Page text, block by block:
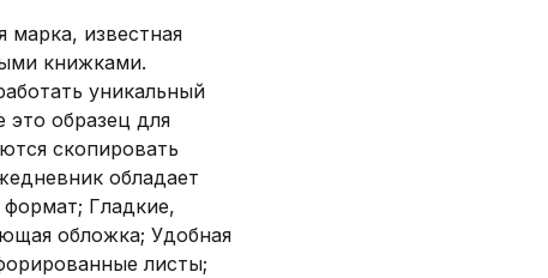
марка, известная
книжками.
уникальный
это образец для
скопировать
обладает
Гладкие,
обложка; Удобная
листы;